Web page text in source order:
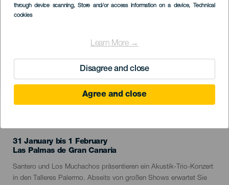
through device scanning, Store and/or access information on a device, Technical
cookies
Learn More →
Disagree and close
Agree and close
31 January bis 1 February
Localidad
Las Palmas de Gran Canaria
Descripción
del
Santero und Los Muchachos präsentieren ein Akustik-Trio-Konzert
in den Talleres Palermo. Abseits von großen Shows erwartet Sie